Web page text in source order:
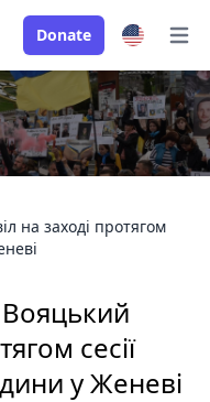
Donate
на заході протягом
сесії
у Женеві